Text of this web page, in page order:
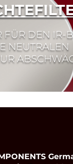
FÜR DEN IR-
NEUTRALEN